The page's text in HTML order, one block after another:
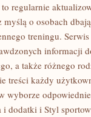
regularnie
myślą o osobach
treningu.
informacji
a także różnego
treści każdy
wyborze
i dodatki i Styl